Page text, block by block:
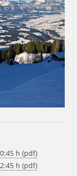
h (pdf)
h (pdf)